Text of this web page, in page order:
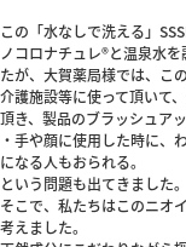
この「水なしで洗える」
ノコロナチュレ®と温泉水
たが、大賀薬局様では、こ
介護施設等に使って頂いて
頂き、製品のブラッシュア
・手や顔に使用した時に、
になる人もおられる。
という問題も出てきました。
そこで、私たちはこのニオ
考えました。